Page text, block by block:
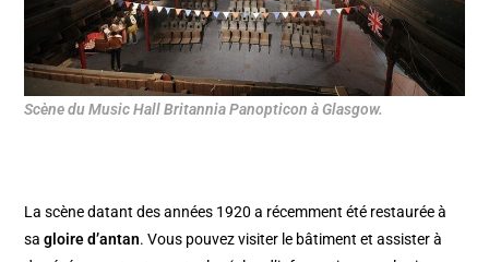
Scène du Music Hall Britannia Panopticon à Glasgow.
La scène datant des années 1920 a récemment été restaurée à
sagloire d’antan. Vous pouvez visiter le bâtiment et assister à